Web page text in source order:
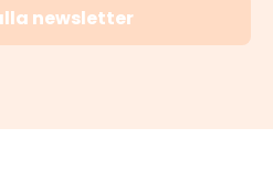
newsletter